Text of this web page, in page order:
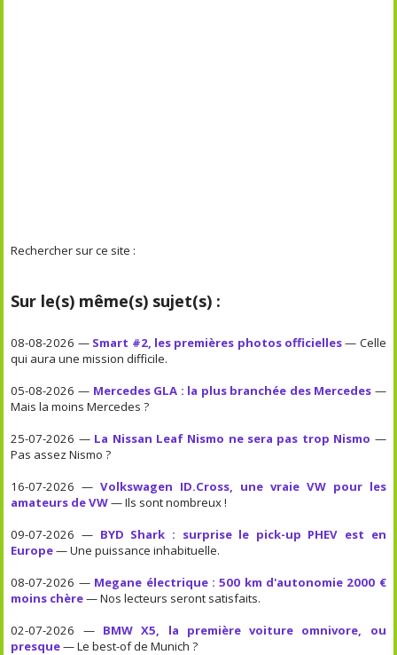
Rechercher sur ce site :
Sur le(s) même(s) sujet(s) :
08-08-2026 — Smart #2, les premières photos officielles— Celle
qui aura une mission difficile.
05-08-2026 — Mercedes GLA : la plus branchée des Mercedes —
Mais la moins Mercedes ?
25-07-2026 — La Nissan Leaf Nismo ne sera pas trop Nismo —
Pas assez Nismo ?
16-07-2026 —Volkswagen ID.Cross, une vraie VW pour les
amateurs de VW— Ils sont nombreux !
09-07-2026 — BYD Shark : surprise le pick-up PHEV est en
Europe— Une puissance inhabituelle.
08-07-2026 — Megane électrique : 500 km d'autonomie 2000 €
moins chère— Nos lecteurs seront satisfaits.
02-07-2026 — BMW X5, la première voiture omnivore, ou
presque— Le best-of de Munich ?